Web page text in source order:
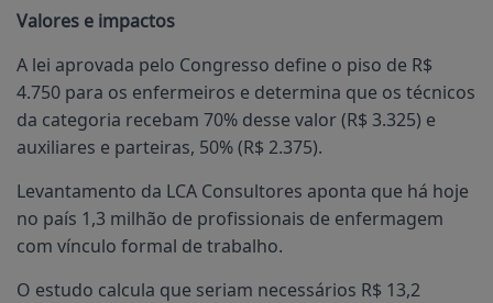
Valores e impactos
A lei aprovada pelo Congresso define o piso de R$
4.750 para os enfermeiros e determina que os técnicos
da categoria recebam 70% desse valor (R$ 3.325) e
auxiliares e parteiras, 50% (R$ 2.375).
Levantamento da LCA Consultores aponta que há hoje
no país 1,3 milhão de profissionais de enfermagem
com vínculo formal de trabalho.
O estudo calcula que seriam necessários R$ 13,2